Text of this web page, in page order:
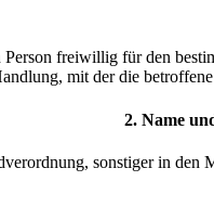
freiwillig für den
mit der die
2. Name
sonstiger in den